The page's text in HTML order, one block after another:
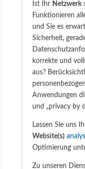
Ist Ihr Netzwerk
Funktionieren
und Sie es
Sicherheit,
korrekte und
aus?
Anwendungen
und „privacy by
Lassen Sie uns
Website(s)
Optimierung
Zu unseren